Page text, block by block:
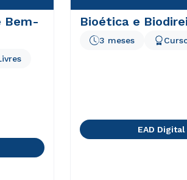
Bem- Bioética e
3 meses
EAD Digital